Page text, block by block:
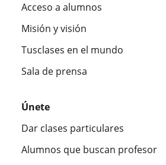
Acceso a alumnos
Misión y visión
Tusclases en el mundo
Sala de prensa
Únete
Dar clases particulares
Alumnos que buscan profesor